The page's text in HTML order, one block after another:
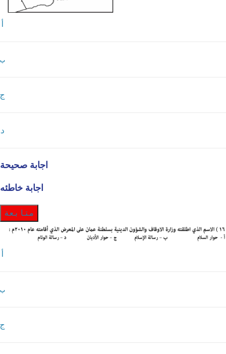
ب
ج
د
اجابة صحيحة
اجابة خاطئه
متابعة
أ
ب
ج